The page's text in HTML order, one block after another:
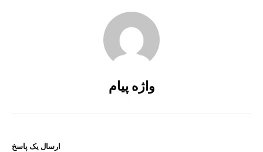
واژه پیام
ارسال یک پاسخ